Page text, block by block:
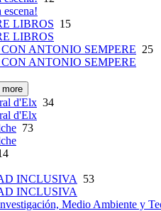
escena!
LIBROS 15
LIBROS
ANTONIO SEMPERE 25
ANTONIO SEMPERE
d'Elx 34
d'Elx
73
INCLUSIVA
53
INCLUSIVA
Medio Ambiente y